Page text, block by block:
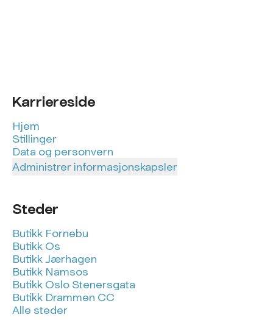
Karriereside
Hjem
Stillinger
Data og personvern
Administrer informasjonskapsler
Steder
Butikk Fornebu
Butikk Os
Butikk Jærhagen
Butikk Namsos
Butikk Oslo Stenersgata
Butikk Drammen CC
Alle steder